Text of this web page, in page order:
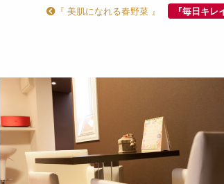
『 美肌になれる春野菜 』 『毎日キ